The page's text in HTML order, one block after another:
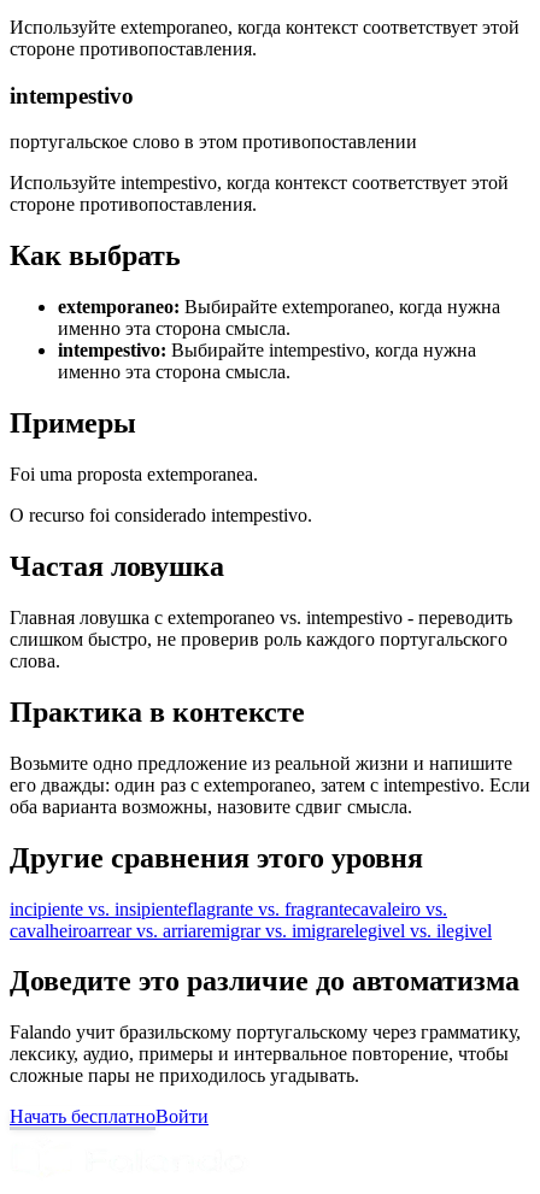
Используйте extemporaneo, когда контекст соответствует этой
стороне противопоставления.
intempestivo
португальское слово в этом противопоставлении
Используйте intempestivo, когда контекст соответствует этой
стороне противопоставления.
Как выбрать
extemporaneo: Выбирайте extemporaneo, когда нужна
именно эта сторона смысла.
intempestivo: Выбирайте intempestivo, когда нужна
именно эта сторона смысла.
Примеры
Foi uma proposta extemporanea.
O recurso foi considerado intempestivo.
Частая ловушка
Главная ловушка с extemporaneo vs. intempestivo - переводить
слишком быстро, не проверив роль каждого португальского
слова.
Практика в контексте
Возьмите одно предложение из реальной жизни и напишите
его дважды: один раз с extemporaneo, затем с intempestivo. Если
оба варианта возможны, назовите сдвиг смысла.
Другие сравнения этого уровня
incipiente vs. insipienteflagrante vs. fragrantecavaleiro vs.
cavalheiroarrear vs. arriaremigrar vs. imigrarelegivel vs. ilegivel
Доведите это различие до автоматизма
Falando учит бразильскому португальскому через грамматику,
лексику, аудио, примеры и интервальное повторение, чтобы
сложные пары не приходилось угадывать.
Начать бесплатноВойти